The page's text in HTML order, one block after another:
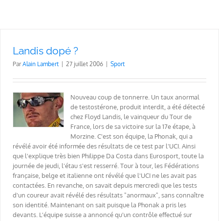
Landis dopé ?
ParAlain Lambert 27 juillet 2006 Sport
Nouveau coup de tonnerre. Un taux anormal
de testostérone, produit interdit, a été détecté
chez Floyd Landis, le vainqueur du Tour de
France, lors de sa victoire sur la 17e étape, à
Morzine. C'est son équipe, la Phonak, qui a
révélé avoir été informée des résultats de ce test par l'UCI. Ainsi
que l'explique très bien Philippe Da Costa dans Eurosport, toute la
journée de jeudi, l'étau s'est resserré. Tour à tour, les Fédérations
française, belge et italienne ont révélé que l'UCI ne les avait pas
contactées. En revanche, on savait depuis mercredi que les tests
d'un coureur avait révélé des résultats "anormaux", sans connaître
son identité. Maintenant on sait puisque la Phonak a pris les
devants. L'équipe suisse a annoncé qu'un contrôle effectué sur